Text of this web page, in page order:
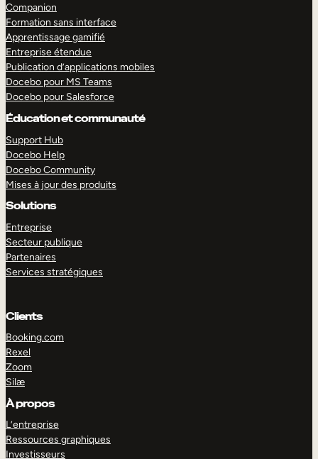
Companion
Formation sans interface
Apprentissage gamifié
Entreprise étendue
Publication d’applications mobiles
Docebo pour MS Teams
Docebo pour Salesforce
Éducation et communauté
Support Hub
Docebo Help
Docebo Community
Mises à jour des produits
Solutions
Entreprise
Secteur publique
Partenaires
Services stratégiques
Clients
Booking.com
Rexel
Zoom
Silæ
À propos
L’entreprise
Ressources graphiques
Investisseurs